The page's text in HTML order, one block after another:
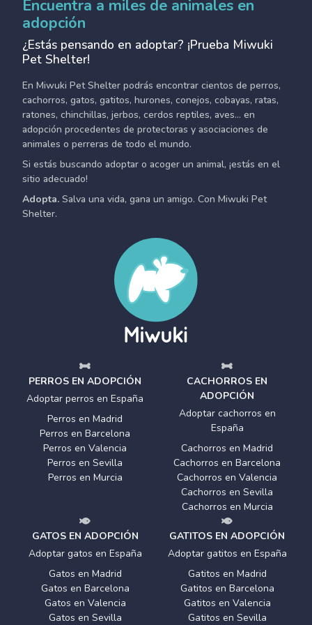
Encuentra a miles de animales en
adopción
¿Estás pensando en adoptar? ¡Prueba Miwuki
Pet Shelter!
En Miwuki Pet Shelter podrás encontrar cientos de perros,
cachorros, gatos, gatitos, hurones, conejos, cobayas, ratas,
ratones, chinchillas, jerbos, cerdos reptiles, aves... en
adopción procedentes de protectoras y asociaciones de
animales o perreras de todo el mundo.
Si estás buscando adoptar o acoger un animal, ¡estás en el
sitio adecuado!
Adopta. Salva una vida, gana un amigo. Con Miwuki Pet
Shelter.
PERROS EN ADOPCIÓN
Adoptar perros en España
Perros en Madrid
Perros en Barcelona
Perros en Valencia
Perros en Sevilla
Perros en Murcia
CACHORROS EN
ADOPCIÓN
Adoptar cachorros en
España
Cachorros en Madrid
Cachorros en Barcelona
Cachorros en Valencia
Cachorros en Sevilla
Cachorros en Murcia
GATOS EN ADOPCIÓN
Adoptar gatos en España
Gatos en Madrid
Gatos en Barcelona
Gatos en Valencia
Gatos en Sevilla
GATITOS EN ADOPCIÓN
Adoptar gatitos en España
Gatitos en Madrid
Gatitos en Barcelona
Gatitos en Valencia
Gatitos en Sevilla